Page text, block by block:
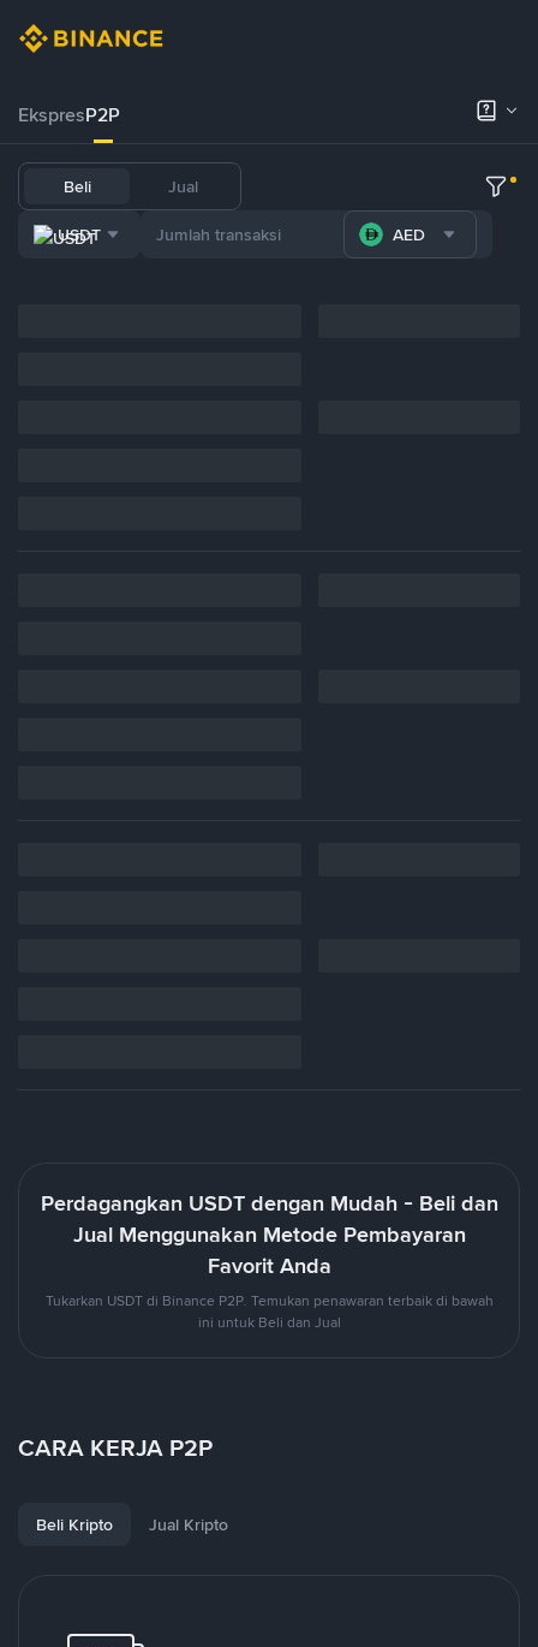
EkspresP2P
Beli Jual
USDT AED
Perdagangkan USDT dengan Mudah - Beli dan
Jual Menggunakan Metode Pembayaran
Favorit Anda
Tukarkan USDT di Binance P2P. Temukan penawaran terbaik di bawah
ini untuk Beli dan Jual
CARA KERJA P2P
Beli Kripto Jual Kripto